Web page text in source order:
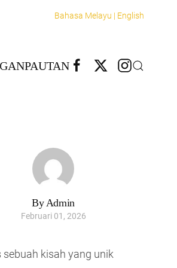
Bahasa Melayu | English
PAUTAN
By Admin
Februari 01, 2026
kisah yang unik